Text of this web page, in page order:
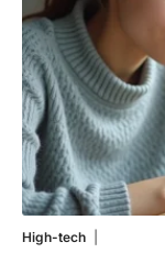
High-tech